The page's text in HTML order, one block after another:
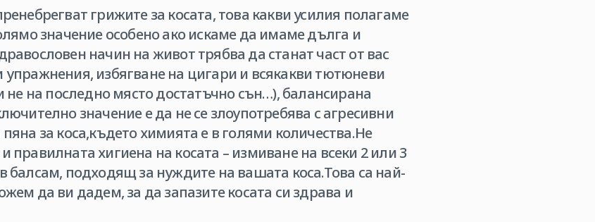
грижите за косата, това какви усилия полагаме
значение особено ако искаме да имаме дълга и
начин на живот трябва да станат част от вас
упражнения, избягване на цигари и всякакви тютюневи
не на последно място достатъчно сън…), балансирана
значение е да не се злоупотребява с агресивни
за коса,където химията е в голями количества.Не
правилната хигиена на косата – измиване на всеки 2 или 3
балсам, подходящ за нуждите на вашата коса.Това са най-
да ви дадем, за да запазите косата си здрава и